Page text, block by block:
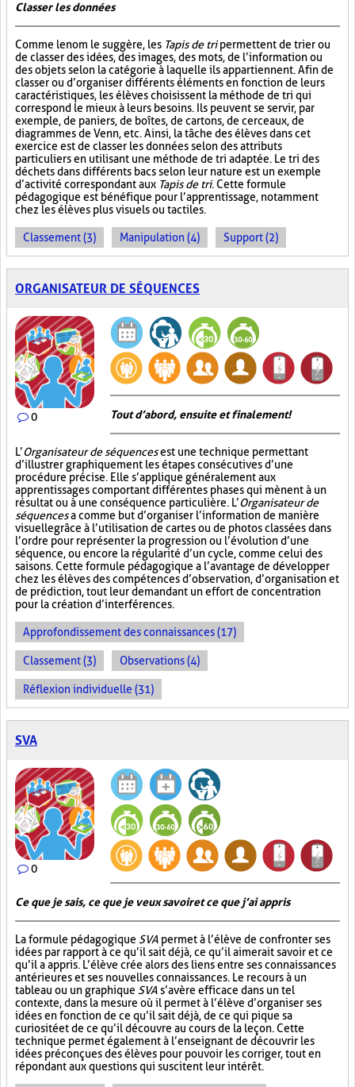
Classer les données
Comme le nom le suggère, les Tapis de tripermettent de trier ou
de classer des idées, des images, des mots, de l’information ou
des objets selon la catégorie à laquelle ils appartiennent. Afin de
classer ou d’organiser différents éléments en fonction de leurs
caractéristiques, les élèves choisissent la méthode de tri qui
correspond le mieux à leurs besoins. Ils peuvent se servir, par
exemple, de paniers, de boîtes, de cartons, de cerceaux, de
diagrammes de Venn, etc. Ainsi, la tâche des élèves dans cet
exercice est de classer les données selon des attributs
particuliers en utilisant une méthode de tri adaptée. Le tri des
déchets dans différents bacs selon leur nature est un exemple
d’activité correspondant aux Tapis de tri. Cette formule
pédagogique est bénéfique pour l’apprentissage, notamment
chez les élèves plus visuels ou tactiles.
Classement (3) Manipulation (4) Support (2)
ORGANISATEUR DE SÉQUENCES
0 Tout d’abord, ensuite et finalement!
L’Organisateur de séquencesest une technique permettant
d’illustrer graphiquement les étapes consécutives d’une
procédure précise. Elle s’applique généralement aux
apprentissages comportant différentes phases qui mènent à un
résultat ou à une conséquence particulière. L’Organisateur de
séquencesa comme but d’organiser l’information de manière
visuellegrâce à l’utilisation de cartes ou de photos classées dans
l’ordre pour représenter la progression ou l’évolution d’une
séquence, ou encore la régularité d’un cycle, comme celui des
saisons. Cette formule pédagogique a l’avantage de développer
chez les élèves des compétences d’observation, d’organisation et
de prédiction, tout leur demandant un effort de concentration
pour la création d’interférences.
Approfondissement des connaissances (17)
Classement (3) Observations (4)
Réflexion individuelle (31)
SVA
0
Ce que je sais, ce que je veux savoir et ce que j’ai appris
La formule pédagogique SVA permet à l’élève de confronter ses
idées par rapport à ce qu’il sait déjà, ce qu’il aimerait savoir et ce
qu’il a appris. L’élève crée alors des liens entre ses connaissances
antérieures et ses nouvelles connaissances. Le recours à un
tableau ou un graphique SVA s’avère efficace dans un tel
contexte, dans la mesure où il permet à l’élève d’organiser ses
idées en fonction de ce qu’il sait déjà, de ce qui pique sa
curiosité et de ce qu’il découvre au cours de la leçon. Cette
technique permet également à l’enseignant de découvrir les
idées préconçues des élèves pour pouvoir les corriger, tout en
répondant aux questions qui suscitent leur intérêt.